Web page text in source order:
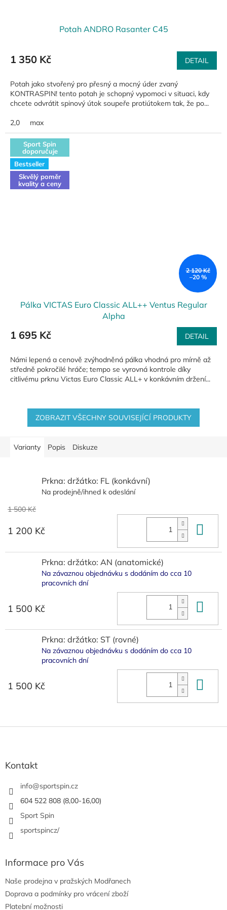
Potah ANDRO Rasanter C45
1 350 Kč DETAIL
Potah jako stvořený pro přesný a mocný úder zvaný
KONTRASPIN! tento potah je schopný vypomoci v situaci, kdy
chcete odvrátit spinový útok soupeře protiútokem tak, že po...
2,0 max
Sport Spin
doporučuje
Bestseller
Skvělý poměr
kvality a ceny
2 120 Kč
–20 %
Pálka VICTAS Euro Classic ALL++ Ventus Regular
Alpha
1 695 Kč DETAIL
Námi lepená a cenově zvýhodněná pálka vhodná pro mírně až
středně pokročilé hráče; tempo se vyrovná kontrole díky
citlivému prknu Victas Euro Classic ALL+ v konkávním držení...
ZOBRAZIT VŠECHNY SOUVISEJÍCÍ PRODUKTY
Varianty Popis Diskuze
Prkna: držátko: FL (konkávní)
Na prodejně/ihned k odeslání
1 500 Kč
1 200 Kč
Prkna: držátko: AN (anatomické)
Na závaznou objednávku s dodáním do cca 10
pracovních dní
1 500 Kč
Prkna: držátko: ST (rovné)
Na závaznou objednávku s dodáním do cca 10
pracovních dní
1 500 Kč
Z
Kontakt
info@sportspin.cz
604 522 808 (8,00-16,00)
Sport Spin
sportspincz/
Informace pro Vás
Naše prodejna v pražských Modřanech
Doprava a podmínky pro vrácení zboží
Platební možnosti